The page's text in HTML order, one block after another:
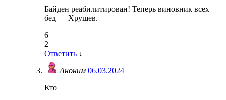
Байден реабилитирован! Теперь виновник всех
бед — Хрущев.
6
2
Ответить ↓
Аноним 06.03.2024
Кто